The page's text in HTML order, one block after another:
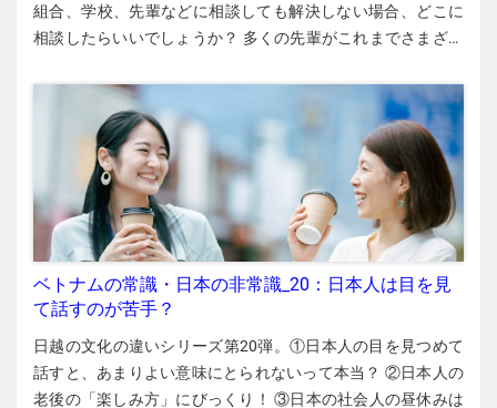
人の銀行口座に振り込むというやり方でした。同じ銀行間で
もかからなくて、非常に快適でした！ ベトナムのカードで日
本で買い物をしたときの明細 しかし、今回は日本のクレジッ
トカードが作れず、現金必須の生活に戻りました。ベトナム
のカードを３枚持っていても、日本で買い物をした後、カー
ド会社がベトナムドンに換算する際の為替レートが悪いです
し、海外決済手数料（取引額の0.8 %）も取られます。携帯電
話アプリも支払いにクレジットカードが必要なことが多く、
ちいちコンビニに行って現金で支払いました。「ゆうちょペ
イ」というアプリも試しましたが、スーパーやコンビニで使
えませんでした。 GTNエポスカード このように日本のクレジ
ットカードが作れずに困っていましたが、ある日、予期せぬ
救世主が現れました。携帯電話の格安SIM「GTNモバイル」を
は後ろを振り返り、不安そうな表情になっています。そこ
で、私は正解を教えました。 「遅刻は10時1秒からです」 す
ぎになりました。「えっ！」「1秒過ぎたらもう遅刻！？」。
答えがあまりにも意外だったのか、ざわめきがやみません。
日本社会では、約束の時刻を１秒でも過ぎると遅刻とみなさ
れます。15分も20分も遅れると、信頼回復はかなり難しくな
ります。このような日本の“常識”を良いと思うかどうかは別に
して、日本に行く前に、あるいは日本で働く前に、時間に関
する感覚の違いを知っておくことは大切です。 逆に、ベトナ
ム人と一緒に働く日本人にとってもこの違いを理解しておく
ことは重要です。私は「遅刻をしないように指導しても、改
善しない」と日本人駐在員から相談を受けることがありま
す。そういうときは、「具体的な数字を示すと分かりやすい
ですよ。『10時1秒から遅刻です。遅刻しないでください』と
組合、学校、先輩などに相談しても解決しない場合、どこに
相談したらいいでしょうか？ 多くの先輩がこれまでさまざま
決しない場合でもあきらめたり失踪したりせず、複数の機関
に相談してみてください。 知っておきたい相談窓口 日越とも
いき支援会 外国人技能実習機構（OTIT） 技能実習で困ったこ
とが起き、監理団体（受入組合）や受入会社が適切に対応し
ない場合は、まずは外国人技能実習機構（OTIT）に相談して
ください。公式HPからベトナム語で相談内容を送信できま
す。フリーダイヤルの電話（0120-250-168）もあります。
OTITの事務所を直接訪れるのも有効です。その際、自分の在
留カードをコンビニでコピーし、その紙の余白部分にあなた
事務所に着いたら、紙を読んでもらってから自分で説明もし
ます。必要がある場合は、OTITが通訳を手配してくれます。
ベトナムの常識・日本の非常識_20：日本人は目を見
て話すのが苦手？
日越の文化の違いシリーズ第20弾。①日本人の目を見つめて
話すと、あまりよい意味にとられないって本当？ ②日本人の
老後の「楽しみ方」にびっくり！ ③日本の社会人の昼休みは